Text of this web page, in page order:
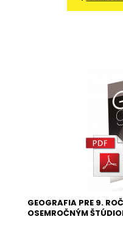
GEOGRAFIA PRE 9.
OSEMROČNÝM